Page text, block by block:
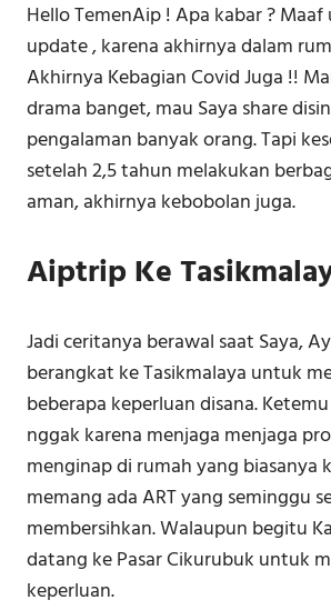
Hello TemenAip ! Apa kabar ?
update , karena akhirnya dalam
Akhirnya Kebagian Covid Juga !!
drama banget, mau Saya share
pengalaman banyak orang. Tapi
setelah 2,5 tahun melakukan
aman, akhirnya kebobolan juga.
Aiptrip Ke
Jadi ceritanya berawal saat Saya,
berangkat ke Tasikmalaya untuk
beberapa keperluan disana.
nggak karena menjaga menjaga
menginap di rumah yang biasanya
memang ada ART yang seminggu
membersihkan. Walaupun begitu
datang ke Pasar Cikurubuk untuk
keperluan.